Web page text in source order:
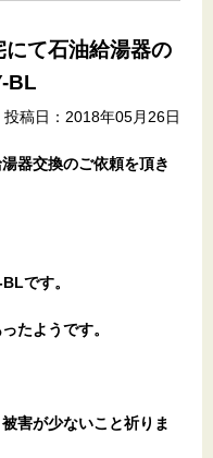
て石油給湯器の
BL
投稿日：2018年05月26日
器交換のご依頼を頂き
です。
たようです。
害が少ないこと祈りま